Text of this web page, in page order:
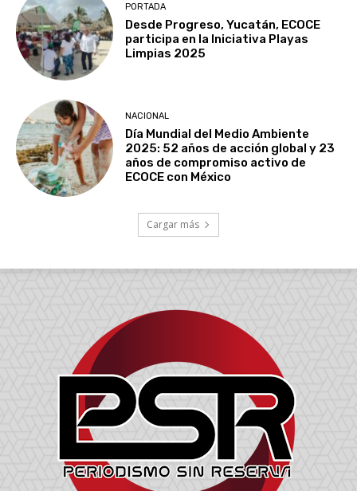
PORTADA
Desde Progreso, Yucatán, ECOCE
participa en la Iniciativa Playas
Limpias 2025
NACIONAL
Día Mundial del Medio Ambiente
2025: 52 años de acción global y 23
años de compromiso activo de
ECOCE con México
Cargar más